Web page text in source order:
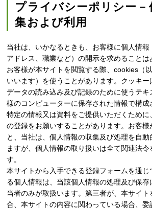
プライバシーポリシー－
集および利用
当社は、いかなるときも、お客様に個人情
アドレス、職業など）の開示を求めることは
お客様が本サイトを閲覧する際、cookies（
いいます）を使うことがあります。クッキ
データの読み込み及び記録のために使うテ
様のコンピューターに保存された情報で構成
特定の情報又は資料をご提供いただくため
の登録をお願いすることがあります。お客
と、当社は、個人情報の収集及び処理を自動
ますが、個人情報の取り扱いは全て関連法令
す。
本サイトから入手できる登録フォームを通
る個人情報は、当該個人情報の処理及び保存
当者のみが取扱います。第三者が、本サイ
合、本サイトの内容に関わっている場合、